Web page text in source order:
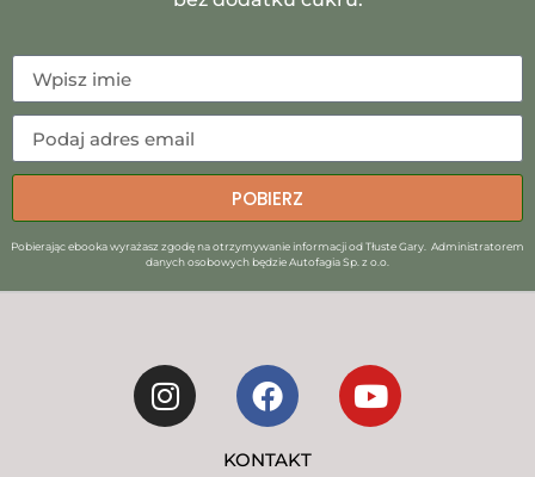
POBIERZ
Pobierając ebooka wyrażasz zgodę na otrzymywanie informacji od Tłuste Gary. Administratorem
danych osobowych będzie Autofagia Sp. z o.o.
KONTAKT